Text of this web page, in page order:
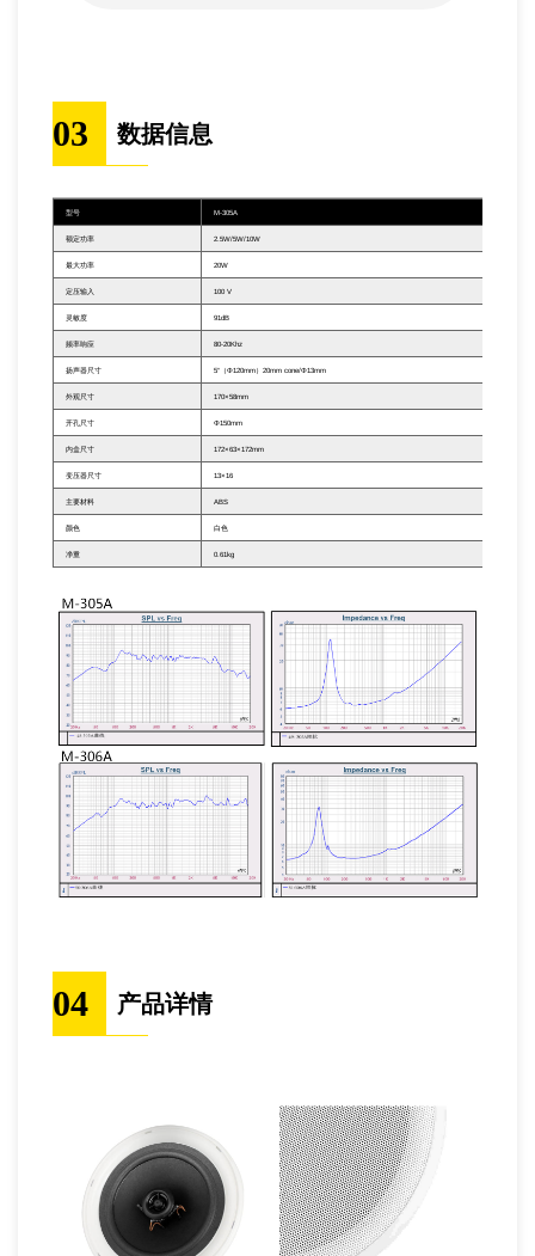
03 数据信息
型号 M-305A
额定功率 2.5W/5W/10W
最大功率 20W
定压输入 100 V
灵敏度 91dB
频率响应 80-20Khz
扬声器尺寸 5“（Φ120mm）20mm cone/Φ13mm
外观尺寸 170×58mm
开孔尺寸 Φ150mm
内盒尺寸 172×63×172mm
变压器尺寸 13×16
主要材料 ABS
颜色 白色
净重 0.61kg
04 产品详情